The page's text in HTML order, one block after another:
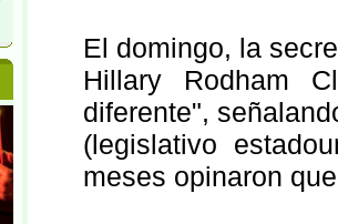
El domingo, la
Hillary Rodham
diferente",
(legislativo
meses opinaron